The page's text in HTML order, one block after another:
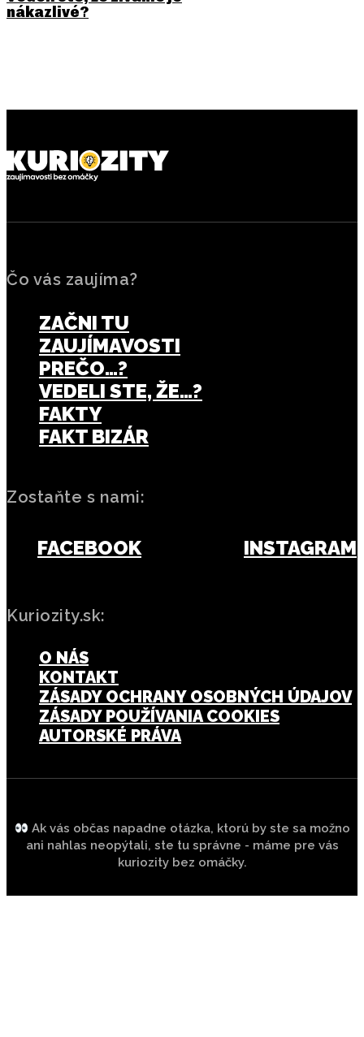
nákazlivé?
Čo vás zaujíma?
ZAČNI TU
ZAUJÍMAVOSTI
PREČO…?
VEDELI STE, ŽE…?
FAKTY
FAKT BIZÁR
Zostaňte s nami:
FACEBOOK INSTAGRAM
Kuriozity.sk:
O NÁS
KONTAKT
ZÁSADY OCHRANY OSOBNÝCH ÚDAJOV
ZÁSADY POUŽÍVANIA COOKIES
AUTORSKÉ PRÁVA
Ak vás občas napadne otázka, ktorú by ste sa možno
ani nahlas neopýtali, ste tu správne - máme pre vás
kuriozity bez omáčky.